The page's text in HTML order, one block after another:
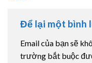
Để lại một bình
Email của bạn sẽ
trường bắt buộc